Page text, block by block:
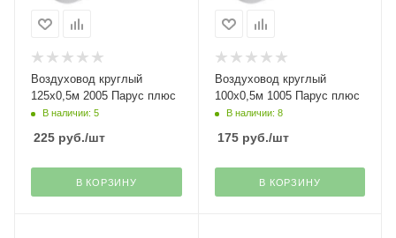
Воздуховод круглый
125х0,5м 2005 Парус плюс
В наличии: 5
225 руб./шт
В КОРЗИНУ
Воздуховод круглый
100х0,5м 1005 Парус плюс
В наличии: 8
175руб./шт
В КОРЗИНУ